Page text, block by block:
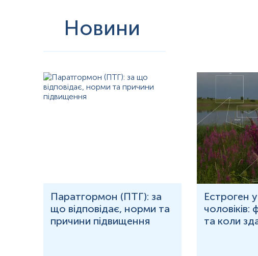
Новини
Паратгормон (ПТГ): за
що відповідає, норми та
причини підвищення
Естроген
чоловіків:
та коли